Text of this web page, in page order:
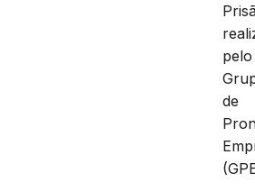
pelo
de